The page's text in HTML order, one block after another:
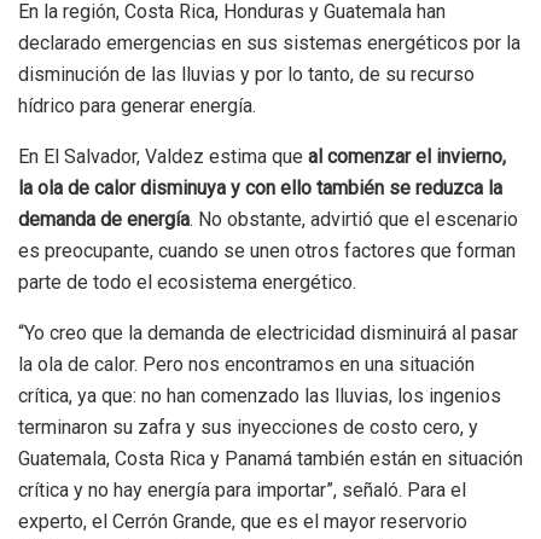
En la región, Costa Rica, Honduras y Guatemala han
declarado emergencias en sus sistemas energéticos por la
disminución de las lluvias y por lo tanto, de su recurso
hídrico para generar energía.
En El Salvador, Valdez estima que al comenzar el invierno,
la ola de calor disminuya y con ello también se reduzca la
demanda de energía. No obstante, advirtió que el escenario
es preocupante, cuando se unen otros factores que forman
parte de todo el ecosistema energético.
“Yo creo que la demanda de electricidad disminuirá al pasar
la ola de calor. Pero nos encontramos en una situación
crítica, ya que: no han comenzado las lluvias, los ingenios
terminaron su zafra y sus inyecciones de costo cero, y
Guatemala, Costa Rica y Panamá también están en situación
crítica y no hay energía para importar”, señaló. Para el
experto, el Cerrón Grande, que es el mayor reservorio